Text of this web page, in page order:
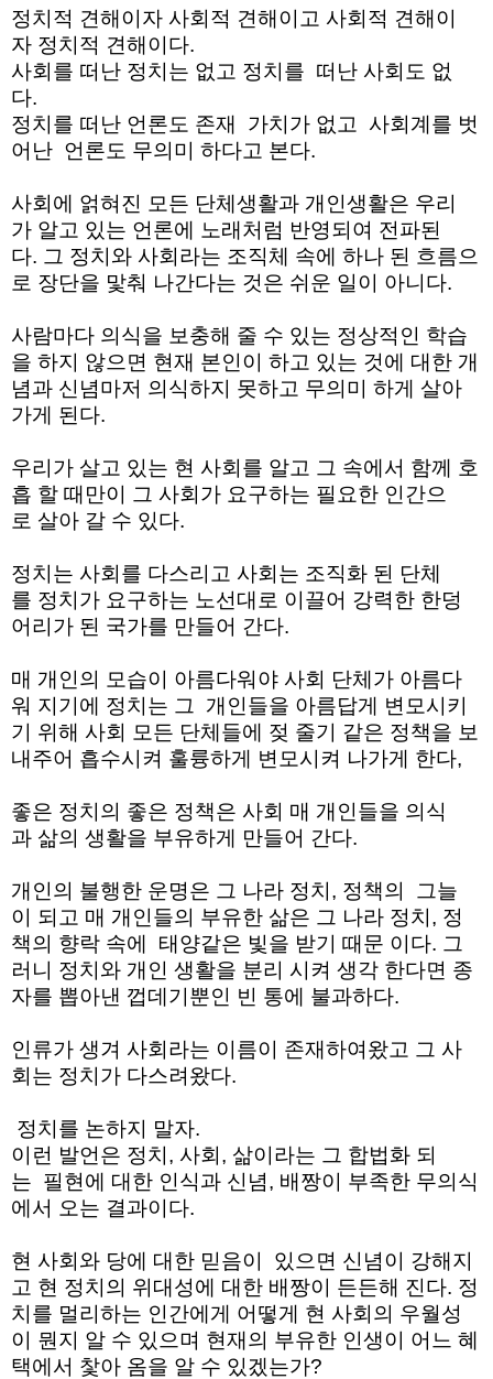
정치적 견해이자 사회적 견해이고 사회적 견해이
자 정치적 견해이다.
사회를 떠난 정치는 없고 정치를 떠난 사회도 없
다.
정치를 떠난 언론도 존재 가치가 없고 사회계를 벗
어난 언론도 무의미 하다고 본다.
사회에 얽혀진 모든 단체생활과 개인생활은 우리
가 알고 있는 언론에 노래처럼 반영되여 전파된
다. 그 정치와 사회라는 조직체 속에 하나 된 흐름으
로 장단을 맟춰 나간다는 것은 쉬운 일이 아니다.
사람마다 의식을 보충해 줄 수 있는 정상적인 학습
을 하지 않으면 현재 본인이 하고 있는 것에 대한 개
념과 신념마저 의식하지 못하고 무의미 하게 살아
가게 된다.
우리가 살고 있는 현 사회를 알고 그 속에서 함께
호
흡 할 때만이 그 사회가 요구하는 필요한 인간으
로 살아 갈 수 있다.
정치는 사회를 다스리고 사회는 조직화 된 단체
를 정치가 요구하는 노선대로 이끌어 강력한 한덩
어리가 된 국가를 만들어 간다.
매 개인의 모습이 아름다워야 사회 단체가 아름다
워 지기에 정치는 그 개인들을 아름답게
변모시키
기
위해 사회 모든 단체들에 젖 줄기 같은 정책을 보
내주어 흡수시켜 훌륭하게 변모시켜 나가게 한다,
좋은 정치의 좋은 정책은 사회 매 개인들을 의식
과 삶의 생활을 부유하게 만들어 간다.
개인의 불행한 운명은 그 나라 정치 , 정책의
그늘
이
되고 매 개인들의 부유한 삶은 그 나라 정치 , 정
책의 향락 속에 태양같은 빛을 받기 때문 이다. 그
러니 정치와 개인 생활을 분리 시켜 생각 한다면 종
자를 뽑아낸 껍데기뿐인 빈 통에 불과하다.
인류가 생겨 사회라는 이름이 존재하여왔고 그 사
회는 정치가 다스려왔다.
정치를 논하지 말자.
이런 발언은 정치 , 사회 , 삶이라는 그 합법화 되
는 필현에 대한 인식과 신념, 배짱이 부족한 무의식
에서 오는 결과이다.
현 사회와 당에 대한 믿음이 있으면 신념이
강해지
고 현 정치의 위대성에 대한 배짱이 든든해 진다. 정
치를 멀리하는 인간에게 어떻게 현 사회의 우월성
이
뭔지 알 수 있으며 현재의 부유한 인생이 어느 혜
택에서 찿아 옴을 알 수 있겠는가?